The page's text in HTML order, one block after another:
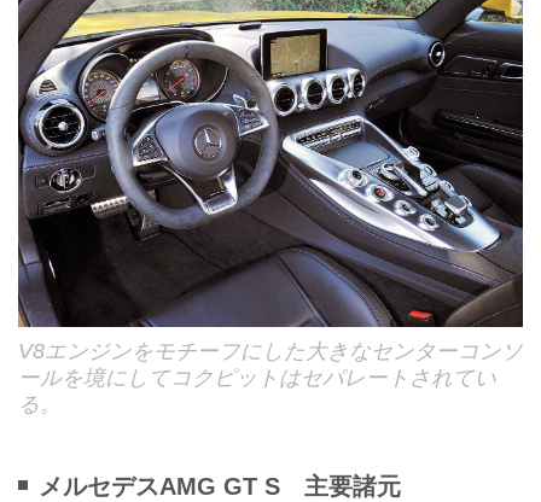
V8エンジンをモチーフにした大きなセンターコンソ
ールを境にしてコクピットはセパレートされてい
る。
メルセデスAMG GT S 主要諸元